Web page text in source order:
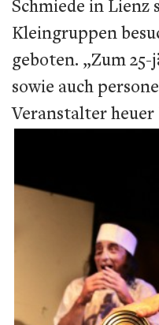
Schmiede in Lienz
Kleingruppen
geboten. „Zum
sowie auch
Veranstalter heuer